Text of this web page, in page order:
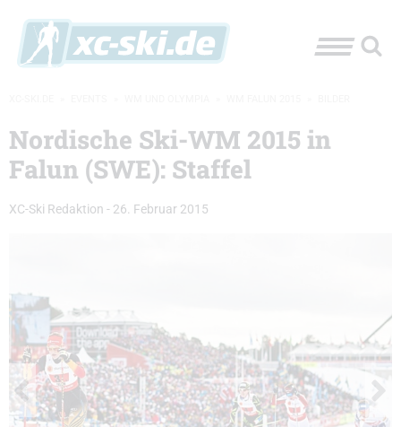
Nordische Ski-WM 2015 in
Falun (SWE): Staffel
XC-Ski Redaktion - 26. Februar 2015